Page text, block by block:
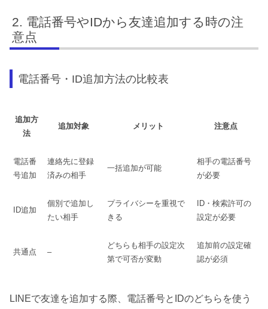
電話番号やIDから友達追加する時の注
意点
電話番号・ID追加方法の比較表
追加方
法
追加対象 メリット 注意点
電話番
号追加
連絡先に登録
済みの相手
一括追加が可能
相手の電話番号
が必要
ID追加
個別で追加し
たい相手
プライバシーを重視で
きる
ID・検索許可の
設定が必要
共通点 –
どちらも相手の設定次
第で可否が変動
追加前の設定確
認が必須
LINEで友達を追加する際、電話番号とIDのどちらを使う